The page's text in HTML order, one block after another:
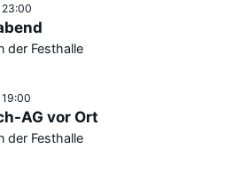
23:00
der Festhalle
19:00
AG vor Ort
der Festhalle